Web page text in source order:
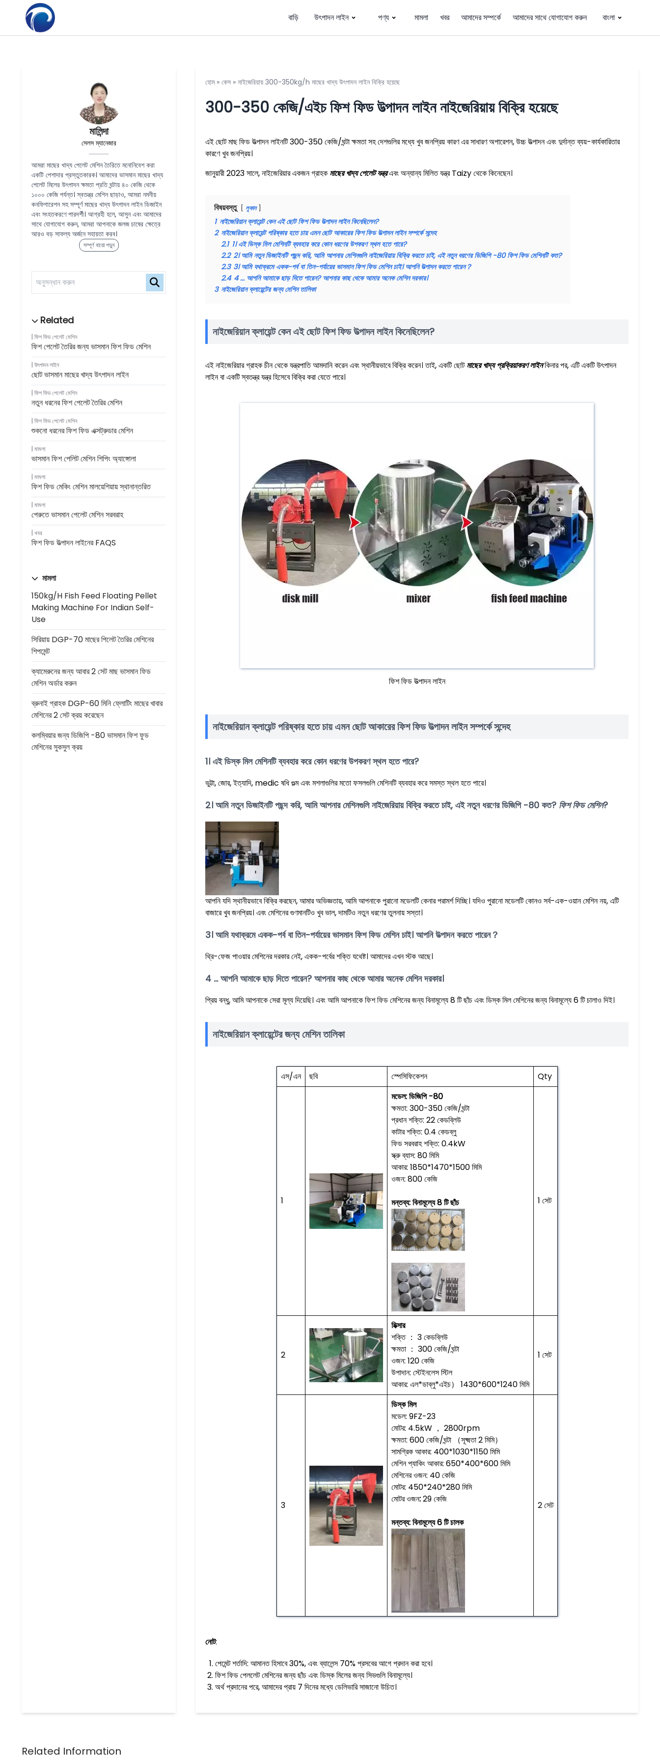
বাড়ি উৎপাদন লাইন পণ্য মামলা খবর আমাদের সম্পর্কে আমাদের সাথে যোগাযোগ করুন বাংলা
মালিন্দা
সেলস ম্যানেজার
আমরা মাছের খাদ্য পেলেট মেশিন তৈরিতে মনোনিবেশ করা
একটি পেশাদার প্রস্তুতকারক। আমাদের ভাসমান মাছের খাদ্য
পেলেট মিলের উৎপাদন ক্ষমতা প্রতি ঘন্টায় ৪০ কেজি থেকে
১০০০ কেজি পর্যন্ত। স্বতন্ত্র মেশিন ছাড়াও, আমরা নমনীয়
কনফিগারেশন সহ সম্পূর্ণ মাছের খাদ্য উৎপাদন লাইন ডিজাইন
এবং সংহতকরণে পারদর্শী। আগ্রহী হলে, আসুন এবং আমাদের
সাথে যোগাযোগ করুন, আমরা আপনাকে জলজ চাষের ক্ষেত্রে
আরও বড় সাফল্য অর্জনে সহায়তা করব।
সম্পূর্ণ বায়ো পড়ুন
ফিশ ফিড পেলেট মেশিন
ফিশ পেলেট তৈরির জন্য ভাসমান ফিশ ফিড মেশিন
উৎপাদন লাইন
ছোট ভাসমান মাছের খাদ্য উৎপাদন লাইন
ফিশ ফিড পেলেট মেশিন
নতুন ধরনের ফিশ পেলেট তৈরির মেশিন
ফিশ ফিড পেলেট মেশিন
শুকনো ধরনের ফিশ ফিড এক্সট্রুডার মেশিন
মামলা
ভাসমান ফিশ পেলিট মেশিন শিপিং অ্যাঙ্গোলা
মামলা
ফিশ ফিড মেকিং মেশিন মালয়েশিয়ায় স্থানান্তরিত
মামলা
পেরুতে ভাসমান পেলেট মেশিন সরবরাহ
খবর
ফিশ ফিড উত্পাদন লাইনের FAQS
মামলা
150kg/h Fish Feed Floating Pellet
Making Machine For Indian Self-
Use
সিরিয়ায় DGP-70 মাছের পিলেট তৈরির মেশিনের
শিপমেন্ট
ক্যামেরুনের জন্য আবার 2 সেট মাছ ভাসমান ফিড
মেশিন অর্ডার করুন
ব্রুনাই গ্রাহক DGP-60 মিনি ফ্লোটিং মাছের খাবার
মেশিনের 2 সেট ক্রয় করেছেন
কলম্বিয়ার জন্য ডিজিপি -80 ভাসমান ফিশ ফুড
মেশিনের সুকসুল ক্রয়
হোম» কেস » নাইজেরিয়ায় 300-350kg/h মাছের খাদ্য উৎপাদন লাইন বিক্রি হয়েছে
300-350 কেজি/এইচ ফিশ ফিড উত্পাদন লাইন নাইজেরিয়ায় বিক্রি হয়েছে
এই ছোট মাছ ফিড উত্পাদন লাইনটি 300-350 কেজি/ঘন্টা ক্ষমতা সহ দেশগুলির মধ্যে খুব জনপ্রিয় কারণ এর সাধারণ অপারেশন, উচ্চ উত্পাদন এবং দুর্দান্ত ব্যয়-কার্যকারিতার
কারণে খুব জনপ্রিয়।
জানুয়ারী 2023 সালে, নাইজেরিয়ার একজন গ্রাহক মাছের খাদ্য পেলেট যন্ত্রএবং অন্যান্য মিলিত যন্ত্র Taizy থেকে কিনেছেন।
বিষয়বস্তু লুকান
1 নাইজেরিয়ান ক্লায়েন্ট কেন এই ছোট ফিশ ফিড উত্পাদন লাইন কিনেছিলেন?
2 নাইজেরিয়ান ক্লায়েন্ট পরিষ্কার হতে চায় এমন ছোট আকারের ফিশ ফিড উত্পাদন লাইন সম্পর্কে সন্দেহ
2.1 1। এই ডিস্ক মিল মেশিনটি ব্যবহার করে কোন ধরণের উপকরণ স্থল হতে পারে?
2.2 2। আমি নতুন ডিজাইনটি পছন্দ করি, আমি আপনার মেশিনগুলি নাইজেরিয়ায় বিক্রি করতে চাই, এই নতুন ধরণের ডিজিপি -80 ফিশ ফিড মেশিনটি কত?
2.3 3। আমি যথাক্রমে একক-পর্ব বা তিন-পর্যায়ের ভাসমান ফিশ ফিড মেশিন চাই। আপনি উত্পাদন করতে পারেন？
2.4 4 ... আপনি আমাকে ছাড় দিতে পারেন? আপনার কাছ থেকে আমার অনেক মেশিন দরকার।
3 নাইজেরিয়ান ক্লায়েন্টের জন্য মেশিন তালিকা
নাইজেরিয়ান ক্লায়েন্ট কেন এই ছোট ফিশ ফিড উত্পাদন লাইন কিনেছিলেন?
এই নাইজেরিয়ার গ্রাহক চীন থেকে যন্ত্রপাতি আমদানি করেন এবং স্থানীয়ভাবে বিক্রি করেন। তাই, একটি ছোটমাছের খাদ্য প্রক্রিয়াকরণ লাইনকিনার পর, এটি একটি উৎপাদন
লাইন বা একটি স্বতন্ত্র যন্ত্র হিসেবে বিক্রি করা যেতে পারে।
ফিশ ফিড উত্পাদন লাইন
নাইজেরিয়ান ক্লায়েন্ট পরিষ্কার হতে চায় এমন ছোট আকারের ফিশ ফিড উত্পাদন লাইন সম্পর্কে সন্দেহ
1। এই ডিস্ক মিল মেশিনটি ব্যবহার করে কোন ধরণের উপকরণ স্থল হতে পারে?
ভুট্টা, জোর, ইত্যাদি, medic ষধি গুল্ম এবং মশলাগুলির মতো ফসলগুলি মেশিনটি ব্যবহার করে সমস্ত স্থল হতে পারে।
2। আমি নতুন ডিজাইনটি পছন্দ করি, আমি আপনার মেশিনগুলি নাইজেরিয়ায় বিক্রি করতে চাই, এই নতুন ধরণের ডিজিপি -80 কত? ফিশ ফিড মেশিন?
আপনি যদি স্থানীয়ভাবে বিক্রি করছেন, আমার অভিজ্ঞতায়, আমি আপনাকে পুরানো মডেলটি কেনার পরামর্শ দিচ্ছি। যদিও পুরানো মডেলটি কোনও সর্ব-এক-ওয়ান মেশিন নয়, এটি
বাজারে খুব জনপ্রিয়। এবং মেশিনের গুণমানটিও খুব ভাল, দামটিও নতুন ধরণের তুলনায় সস্তা।
3। আমি যথাক্রমে একক-পর্ব বা তিন-পর্যায়ের ভাসমান ফিশ ফিড মেশিন চাই। আপনি উত্পাদন করতে পারেন？
থ্রি-ফেজ পাওয়ার মেশিনের দরকার নেই, একক-পর্বের শক্তি যথেষ্ট। আমাদের এখন স্টক আছে।
4 ... আপনি আমাকে ছাড় দিতে পারেন? আপনার কাছ থেকে আমার অনেক মেশিন দরকার।
প্রিয় বন্ধু, আমি আপনাকে সেরা মূল্য দিয়েছি। এবং আমি আপনাকে ফিশ ফিড মেশিনের জন্য বিনামূল্যে 8 টি ছাঁচ এবং ডিস্ক মিল মেশিনের জন্য বিনামূল্যে 6 টি চালাও দিই।
নাইজেরিয়ান ক্লায়েন্টের জন্য মেশিন তালিকা
এস/এন ছবি স্পেসিফিকেশন Qty
1
মডেল: ডিজিপি -80
ক্ষমতা: 300-350 কেজি/ঘন্টা
প্রধান শক্তি: 22 কেডব্লিউ
কাটার শক্তি: 0.4 কেডব্লু
ফিড সরবরাহ শক্তি: 0.4kW
স্ক্রু ব্যাস: 80 মিমি
আকার: 1850*1470*1500 মিমি
ওজন: 800 কেজি
মন্তব্য: বিনামূল্যে 8 টি ছাঁচ 1 সেট
2
মিক্সার
শক্তি ： 3 কেডব্লিউ
ক্ষমতা ： 300 কেজি/ঘন্টা
ওজন: 120 কেজি
উপাদান: স্টেইনলেস স্টিল
আকার: এল*ডাব্লু*এইচ） 1430*600*1240 মিমি
1 সেট
3
ডিস্ক মিল
মডেল: 9FZ-23
মোটর: 4.5kW ， 2800rpm
ক্ষমতা: 600 কেজি/ঘন্টা （সূক্ষ্মতা 2 মিমি）
সামগ্রিক আকার: 400*1030*1150 মিমি
মেশিন প্যাকিং আকার: 650*400*600 মিমি
মেশিনের ওজন: 40 কেজি
মোটর: 450*240*280 মিমি
মোটর ওজন:29 কেজি
মন্তব্য: বিনামূল্যে 6 টি চালক
2 সেট
নোট:
পেমেন্ট শর্তাদি: আমানত হিসাবে 30%, এবং ব্যালেন্স 70% প্রসবের আগে প্রদান করা হবে।
ফিশ ফিড পেললেট মেশিনের জন্য ছাঁচ এবং ডিস্ক মিলের জন্য সিভগুলি বিনামূল্যে।
অর্থ প্রদানের পরে, আমাদের প্রায় 7 দিনের মধ্যে ডেলিভারি সাজানো উচিত।